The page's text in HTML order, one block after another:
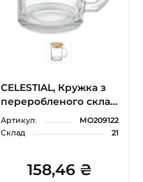
CELESTIAL, Кружка з
переробленого скла з
бамбуковою
кришкою, 300 мл
Артикул:
MO209122
Склад
21
158,46 ₴